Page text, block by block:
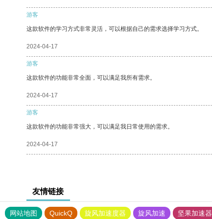
游客
这款软件的学习方式非常灵活，可以根据自己的需求选择学习方式。
2024-04-17
游客
这款软件的功能非常全面，可以满足我所有需求。
2024-04-17
游客
这款软件的功能非常强大，可以满足我日常使用的需求。
2024-04-17
友情链接
网站地图 QuickQ 旋风加速度器 旋风加速 坚果加速器